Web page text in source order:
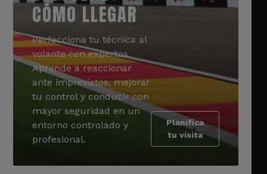
CÓMO LLEGAR
Perfecciona tu técnica al
volante con expertos.
Aprende a reaccionar
ante imprevistos, mejorar
tu control y conducir con
mayor seguridad en un
entorno controlado y
profesional.
Planifica
tu visita